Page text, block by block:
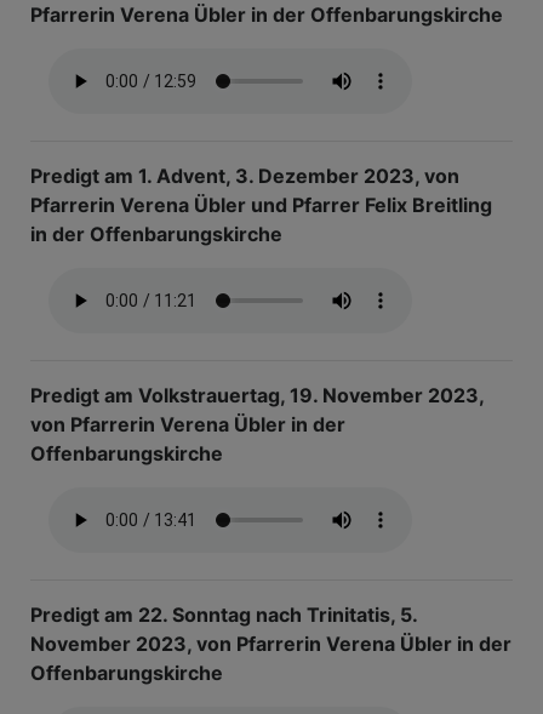
Pfarrerin Verena Übler in der Offenbarungskirche
Predigt am 1. Advent, 3. Dezember 2023, von
Pfarrerin Verena Übler und Pfarrer Felix Breitling
in der Offenbarungskirche
Predigt am Volkstrauertag, 19. November 2023,
von Pfarrerin Verena Übler in der
Offenbarungskirche
Predigt am 22. Sonntag nach Trinitatis, 5.
November 2023, von Pfarrerin Verena Übler in der
Offenbarungskirche